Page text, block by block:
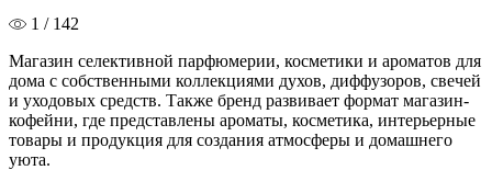
1 / 142
Магазин селективной парфюмерии, косметики и ароматов для
дома с собственными коллекциями духов, диффузоров, свечей
и уходовых средств. Также бренд развивает формат магазин-
кофейни, где представлены ароматы, косметика, интерьерные
товары и продукция для создания атмосферы и домашнего
уюта.